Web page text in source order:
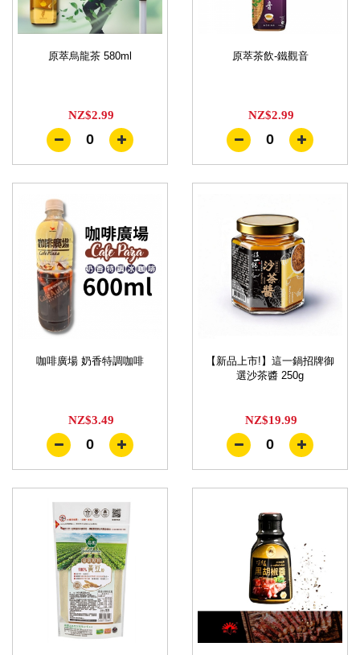
原萃烏龍茶 580ml
NZ$2.99
0
原萃茶飲-鐵觀音
NZ$2.99
0
咖啡廣場 奶香特調咖啡
NZ$3.49
0
【新品上市!】這一鍋招牌御
選沙茶醬 250g
NZ$19.99
0